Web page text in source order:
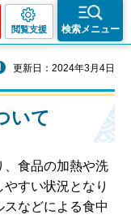
閲覧支援 検索メニュー
更新日：2024年3月4日
いて
、食品の加熱や洗
すい状況となり
スなどによる食中